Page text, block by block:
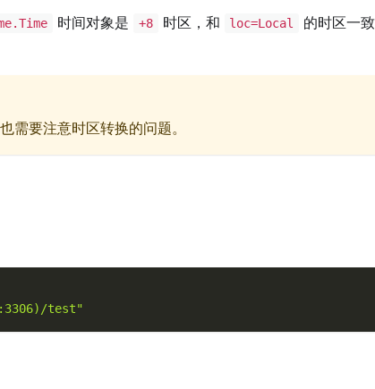
时间对象是 +8 时区，和 loc=Local 的时区一
需要注意时区转换的问题。
test"